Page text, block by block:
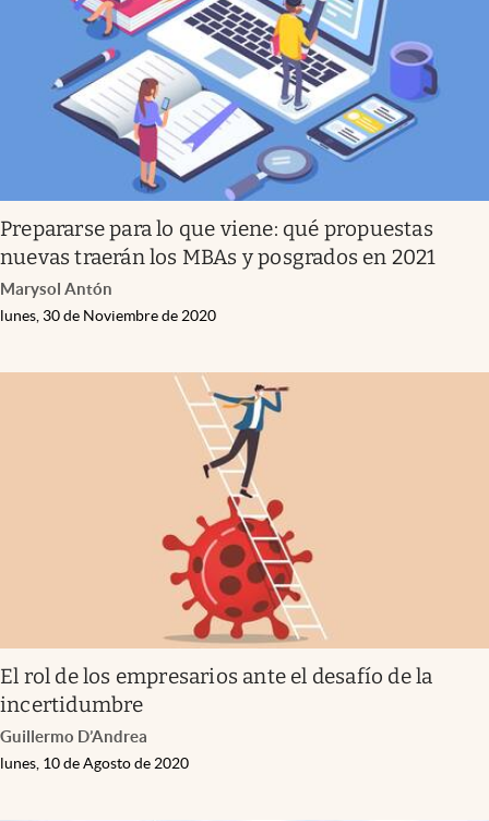
Prepararse para lo que viene: qué propuestas
nuevas traerán los MBAs y posgrados en 2021
Marysol Antón
lunes, 30 de Noviembre de 2020
El rol de los empresarios ante el desafío de la
incertidumbre
Guillermo D’Andrea
lunes, 10 de Agosto de 2020